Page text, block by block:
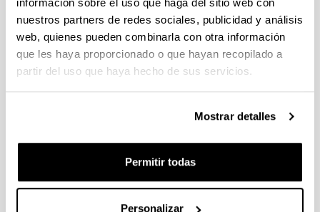
información sobre el uso que haga del sitio web con
nuestros partners de redes sociales, publicidad y análisis
web, quienes pueden combinarla con otra información
que les haya proporcionado o que hayan recopilado a
partir del uso que haya hecho de sus servicios.
Mostrar detalles
Permitir todas
Personalizar
Thomas Maak (Australia)
Xabier Mendizabal (España)
Javier Mendoza (España)
Miguel Angel Peña (España)
Jose Luis Retolaza (España)
Marta Rocchi (Dublín)
Gianfranco Rusconni (Italia)
Josep Torres (España)
Adrian Zicari (ESSEC, Francia)